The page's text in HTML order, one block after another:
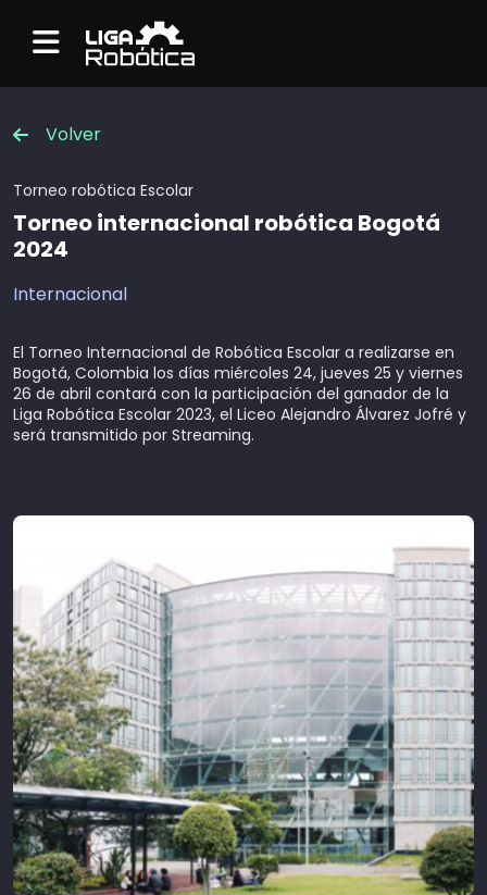
Menu
Volver
Torneo robótica Escolar
Torneo internacional robótica Bogotá
2024
Internacional
El Torneo Internacional de Robótica Escolar a realizarse en
Bogotá, Colombia los días miércoles 24, jueves 25 y viernes
26 de abril contará con la participación del ganador de la
Liga Robótica Escolar 2023, el Liceo Alejandro Álvarez Jofré y
será transmitido por Streaming.